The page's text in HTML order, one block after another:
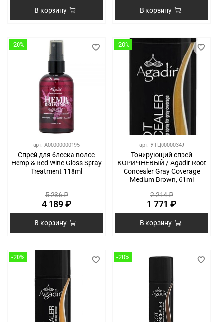
В корзину В корзину
-20%
арт. A00000000195
Спрей для блеска волос
Hemp & Red Wine Gloss Spray
Treatment 118ml
5 236 ₽
4 189 ₽
В корзину
-20%
арт. УТЦ00000349
Тонирующий спрей
КОРИЧНЕВЫЙ / Agadir Root
Concealer Gray Coverage
Medium Brown, 61ml
2 214 ₽
1 771 ₽
В корзину
-20% -20%